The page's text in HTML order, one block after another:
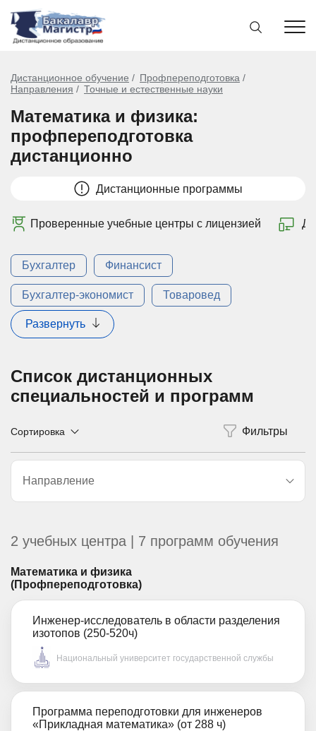
Дистанционное обучение
Профпереподготовка
Направления
Точные и естественные науки
Математика и физика:
профпереподготовка
дистанционно
Дистанционные программы
Проверенные учебные центры с лицензией
Бухгалтер Финансист
Бухгалтер-экономист Товаровед
Развернуть
Список дистанционных
специальностей и программ
Направление
Сортировка
2 учебных центра | 7 программ обучения
Математика и физика
(Профпереподготовка)
Инженер-исследователь в области разделения
изотопов (250-520ч)
Национальный университет государственной службы
Программа переподготовки для инженеров
«Прикладная математика» (от 288 ч)